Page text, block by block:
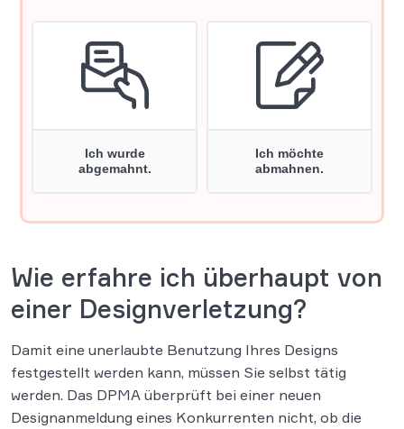
Wie erfahre ich überhaupt von
einer Designverletzung?
Damit eine unerlaubte Benutzung Ihres Designs
festgestellt werden kann, müssen Sie selbst tätig
werden. Das DPMA überprüft bei einer neuen
Designanmeldung eines Konkurrenten nicht, ob die